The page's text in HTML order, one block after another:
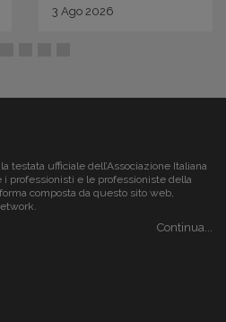
3 Ago 2026
testata ufficiale dell’Associazione Italiana
i professionisti e le professioniste della
composta da questo sito web,
Continua...